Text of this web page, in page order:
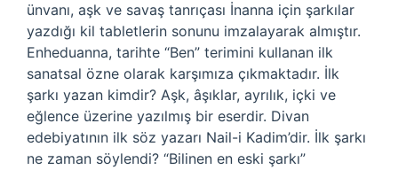
ünvanı, aşk ve savaş tanrıçası İnanna için şarkılar
yazdığı kil tabletlerin sonunu imzalayarak almıştır.
Enheduanna, tarihte “Ben” terimini kullanan ilk
sanatsal özne olarak karşımıza çıkmaktadır. İlk
şarkı yazan kimdir? Aşk, âşıklar, ayrılık, içki ve
eğlence üzerine yazılmış bir eserdir. Divan
edebiyatının ilk söz yazarı Nail-i Kadim’dir. İlk şarkı
ne zaman söylendi? “Bilinen en eski şarkı”